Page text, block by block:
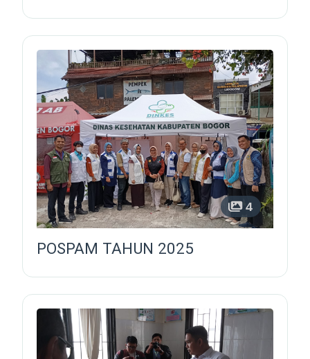
4
POSPAM TAHUN 2025